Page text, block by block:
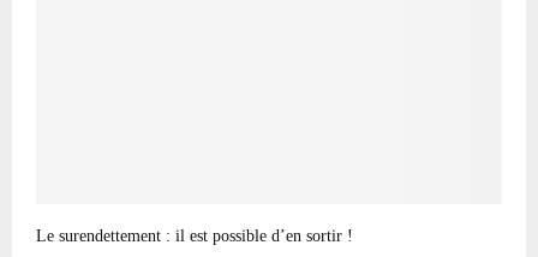
Le surendettement : il est possible d’en sortir !